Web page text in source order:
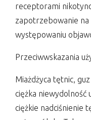
receptorami
zapotrzebowanie
występowaniu
Przeciwwskazania
Miażdżyca tętnic,
ciężka niewydolność
ciężkie nadciśnienie